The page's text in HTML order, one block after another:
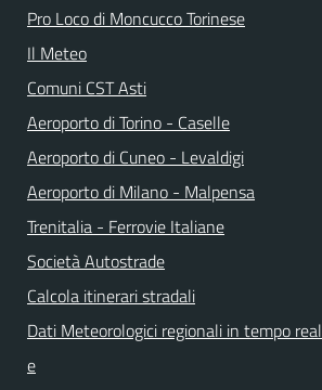
Pro Loco di Moncucco Torinese
Il Meteo
Comuni CST Asti
Aeroporto di Torino - Caselle
Aeroporto di Cuneo - Levaldigi
Aeroporto di Milano - Malpensa
Trenitalia - Ferrovie Italiane
Società Autostrade
Calcola itinerari stradali
Dati Meteorologici regionali in tempo real
e